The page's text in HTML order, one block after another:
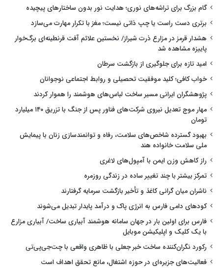
گام بزرگ برای تراشه‌های نوری؛ هدایت نور بدون ساختارهای پیچیده
برتری دست راست یا چپ ذاتی نیست؛ مغز با تکرار مهارت می‌سازد
هشدار قرمز در مزارع ذرت شیراز/ نخستین علائم آفت قرنطینه‌ای برگ‌خوار
پاییزه مشاهده شد
امید تازه برای جلوگیری از بازگشت سرطان
خواب کافی؛ کلید موفقیت تحصیلی و روابط اجتماعی نوجوانان
پژوهشگران ایرانی مسیر ساخت لباس‌های هوشمند را هموار کردند
مهار موج تعدیل نیروی شرکت‌های فناور پس از جنگ با تزریق ۱۴۰ میلیارد
تومان
بهبود گسترده شاخص‌های سلامت، رفاه و توانمندسازی زنان با پیمایش
ملی سلامت خانواده هند
راز کاهش وزن ایمن با آمپول‌های لاغری
تمرکز بیشتر با چند تغییر ساده در زندگی روزمره
ناشران میان گرانی کاغذ و تأخیر بازگشت سرمایه گرفتارند
کودهای دامی فارس به انرژی پاک و درآمد پایدار تبدیل می‌شوند
فارس برای اولین بار در جهان سامانه هوشمند آبیاری ساخت/ آبیاری مزارع
با یک کلیک و اپلیکیشن موبایل
رکورد نگران‌کننده ساخت خبر جعلی با ظاهری واقعی با چت‌جی‌پی‌تی
فعالیت‌های جزیره‌ای در حوزه اشتغال، مانع تحقق اهداف است